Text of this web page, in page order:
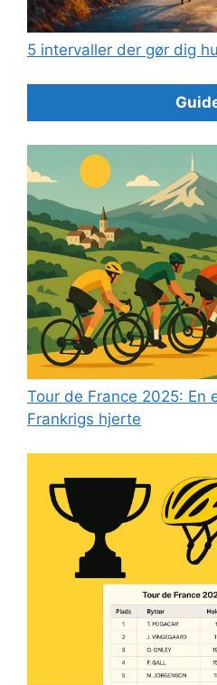
5 intervaller der gør dig
Tour de France 2025: En
Frankrigs hjerte